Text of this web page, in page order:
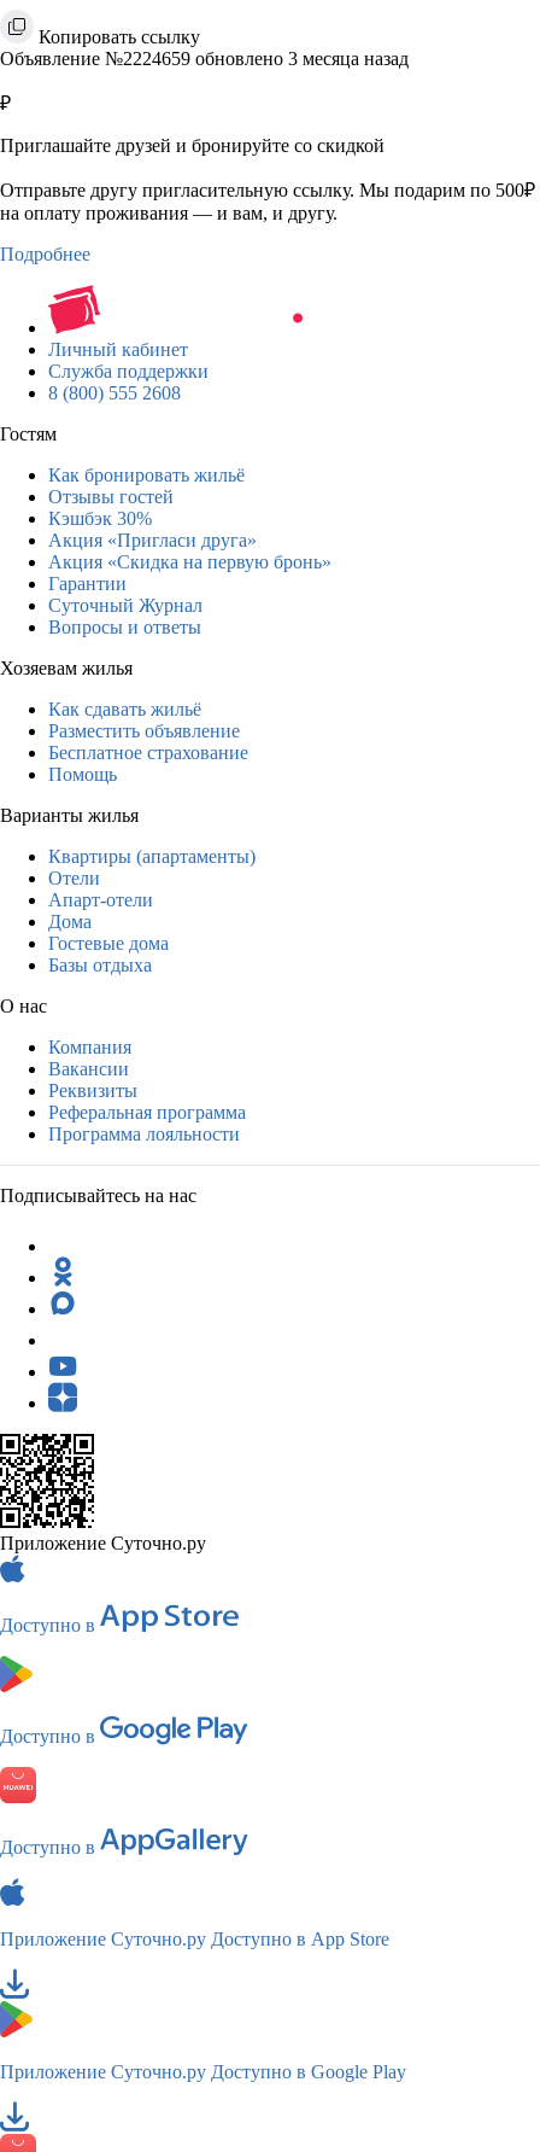
Копировать ссылку
Объявление №2224659 обновлено 3 месяца назад
₽
Приглашайте друзей и бронируйте со скидкой
Отправьте другу пригласительную ссылку. Мы подарим по 500₽
на оплату проживания — и вам, и другу.
Подробнее
Личный кабинет
Служба поддержки
8 (800) 555 2608
Гостям
Как бронировать жильё
Отзывы гостей
Кэшбэк 30%
Акция «Пригласи друга»
Акция «Скидка на первую бронь»
Гарантии
Суточный Журнал
Вопросы и ответы
Хозяевам жилья
Как сдавать жильё
Разместить объявление
Бесплатное страхование
Помощь
Варианты жилья
Квартиры (апартаменты)
Отели
Апарт-отели
Дома
Гостевые дома
Базы отдыха
О нас
Компания
Вакансии
Реквизиты
Реферальная программа
Программа лояльности
Подписывайтесь на нас
Приложение Суточно.ру
Доступно в
Доступно в
Доступно в
Приложение Суточно.ру Доступно в App Store
Приложение Суточно.ру Доступно в Google Play